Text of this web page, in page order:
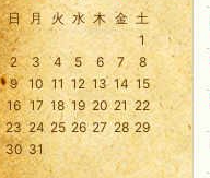
日 月 火 水 木 金 土
1
2
3 4 5 6 7
8
9
10 11 12 13 14 15
16 17 18 19 20 21 22
23 24 25 26 27 28 29
30 31